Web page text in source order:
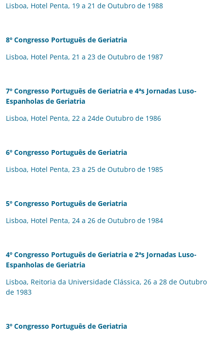
Lisboa, Hotel Penta, 19 a 21 de Outubro de 1988
8º Congresso Português de Geriatria
Lisboa, Hotel Penta, 21 a 23 de Outubro de 1987
7º Congresso Português de Geriatria e 4ªs Jornadas Luso-
Espanholas de Geriatria
Lisboa, Hotel Penta, 22 a 24de Outubro de 1986
6º Congresso Português de Geriatria
Lisboa, Hotel Penta, 23 a 25 de Outubro de 1985
5º Congresso Português de Geriatria
Lisboa, Hotel Penta, 24 a 26 de Outubro de 1984
4º Congresso Português de Geriatria e 2ªs Jornadas Luso-
Espanholas de Geriatria
Lisboa, Reitoria da Universidade Clássica, 26 a 28 de Outubro
de 1983
3º Congresso Português de Geriatria